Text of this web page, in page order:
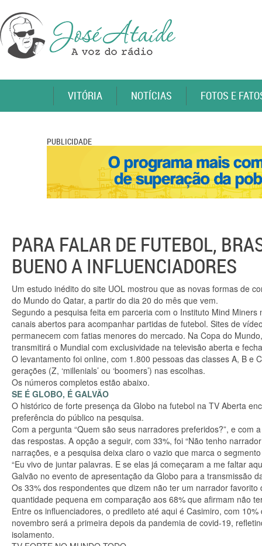
VITÓRIA NOTÍCIAS FOTOS E
PUBLICIDADE
PARA FALAR DE FUTEBOL,
BUENO A INFLUENCIADORES
Um estudo inédito do site UOL mostrou que as novas formas de
do Mundo do Qatar, a partir do dia 20 do mês que vem.
Segundo a pesquisa feita em parceria com o Instituto Mind
canais abertos para acompanhar partidas de futebol. Sites de
permanecem com fatias menores do mercado. Na Copa do
transmitirá o Mundial com exclusividade na televisão aberta e
O levantamento foi online, com 1.800 pessoas das classes A, B
gerações (Z, ‘millenials’ ou ‘boomers’) nas escolhas.
Os números completos estão abaixo.
SE É GLOBO, É GALVÃO
O histórico de forte presença da Globo na futebol na TV Aberta
preferência do público na pesquisa.
Com a pergunta “Quem são seus narradores preferidos?”, e
das respostas. A opção a seguir, com 33%, foi “Não tenho
narrações, e a pesquisa deixa claro o vazio que marca o
“Eu vivo de juntar palavras. E se elas já começaram a me faltar
Galvão no evento de apresentação da Globo para a transmissão
Os 33% dos respondentes que dizem não ter um narrador
quantidade pequena em comparação aos 68% que afirmam não
Entre os influenciadores, o predileto até aqui é Casimiro, com
novembro será a primeira depois da pandemia de covid-19,
isolamento.